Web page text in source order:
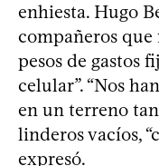
enhiesta. Hugo
compañeros que
pesos de gastos
celular”. “Nos
en un terreno
linderos vacíos,
expresó.